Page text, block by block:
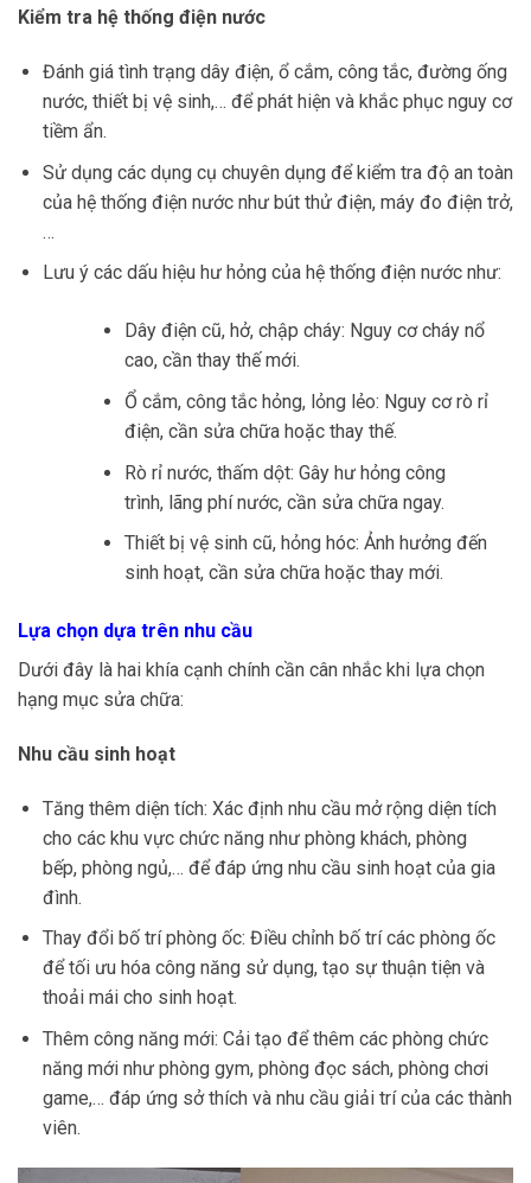
Kiểm tra hệ thống điện nước
Đánh giá tình trạng dây điện, ổ cắm, công tắc, đường ống
nước, thiết bị vệ sinh,… để phát hiện và khắc phục nguy cơ
tiềm ẩn.
Sử dụng các dụng cụ chuyên dụng để kiểm tra độ an toàn
của hệ thống điện nước như bút thử điện, máy đo điện trở,
…
Lưu ý các dấu hiệu hư hỏng của hệ thống điện nước như:
Dây điện cũ, hở, chập cháy: Nguy cơ cháy nổ
cao, cần thay thế mới.
Ổ cắm, công tắc hỏng, lỏng lẻo: Nguy cơ rò rỉ
điện, cần sửa chữa hoặc thay thế.
Rò rỉ nước, thấm dột: Gây hư hỏng công
trình, lãng phí nước, cần sửa chữa ngay.
Thiết bị vệ sinh cũ, hỏng hóc: Ảnh hưởng đến
sinh hoạt, cần sửa chữa hoặc thay mới.
Lựa chọn dựa trên nhu cầu
Dưới đây là hai khía cạnh chính cần cân nhắc khi lựa chọn
hạng mục sửa chữa:
Nhu cầu sinh hoạt
Tăng thêm diện tích: Xác định nhu cầu mở rộng diện tích
cho các khu vực chức năng như phòng khách, phòng
bếp, phòng ngủ,… để đáp ứng nhu cầu sinh hoạt của gia
đình.
Thay đổi bố trí phòng ốc: Điều chỉnh bố trí các phòng ốc
để tối ưu hóa công năng sử dụng, tạo sự thuận tiện và
thoải mái cho sinh hoạt.
Thêm công năng mới: Cải tạo để thêm các phòng chức
năng mới như phòng gym, phòng đọc sách, phòng chơi
game,… đáp ứng sở thích và nhu cầu giải trí của các thành
viên.